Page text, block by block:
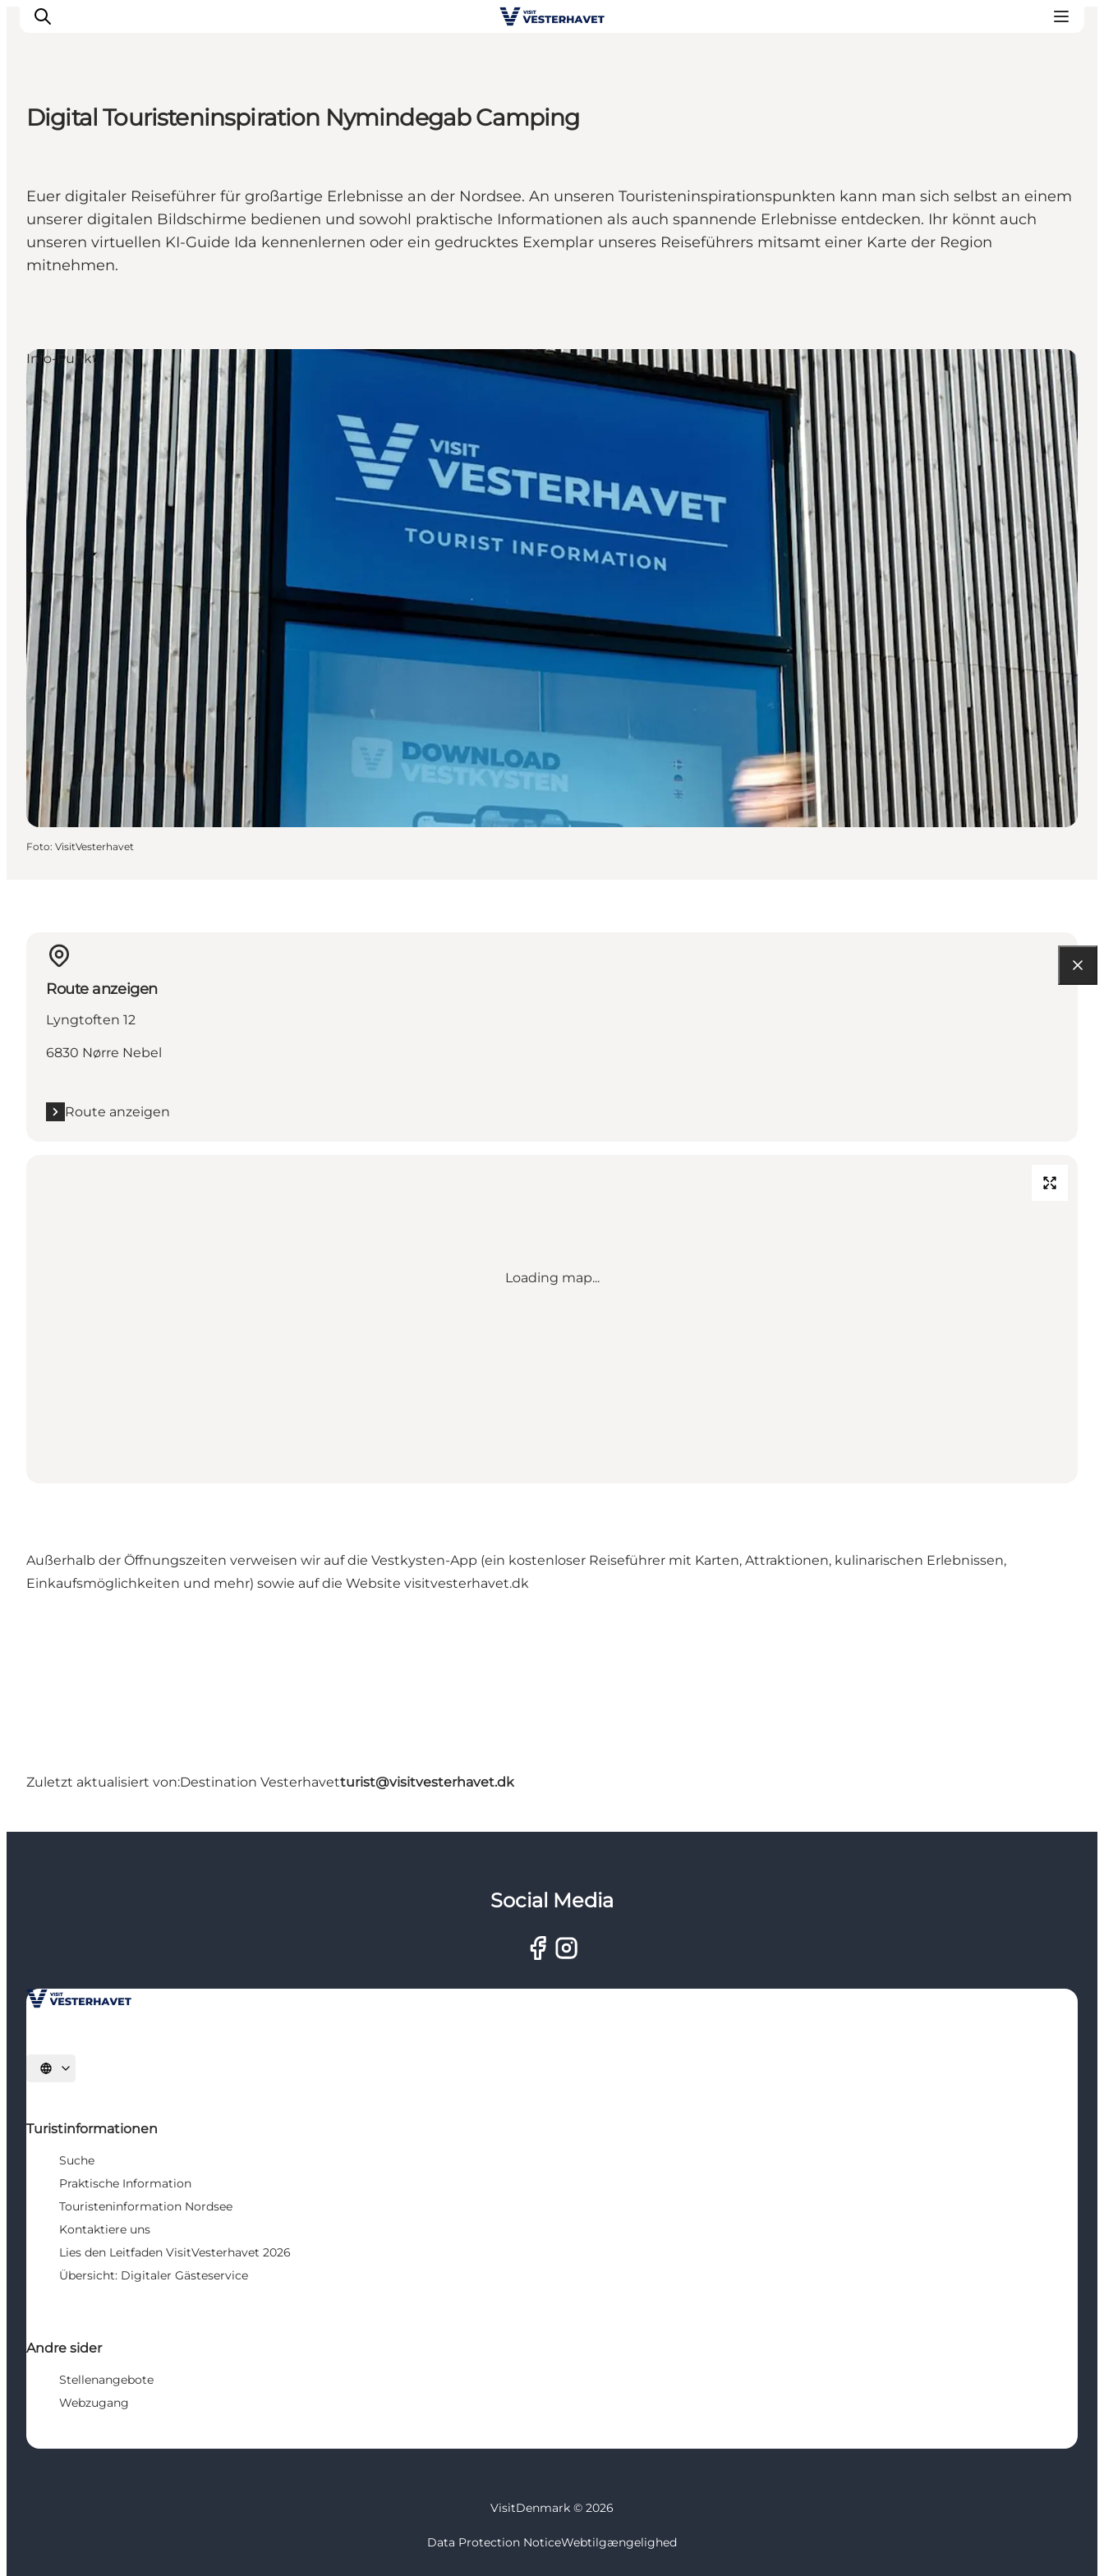
Unsere Städte
Essen & Übernachtung
Tickets kaufen
Plane deine Reise
Digital Touristeninspiration Nymindegab Camping
Euer digitaler Reiseführer für großartige Erlebnisse an der Nordsee. An unseren Touristeninspirationspunkten kann man sich selbst an einem
unserer digitalen Bildschirme bedienen und sowohl praktische Informationen als auch spannende Erlebnisse entdecken. Ihr könnt auch
unseren virtuellen KI-Guide Ida kennenlernen oder ein gedrucktes Exemplar unseres Reiseführers mitsamt einer Karte der Region
mitnehmen.
Info-Punkt
Foto: VisitVesterhavet
Route anzeigen
Lyngtoften 12
6830 Nørre Nebel
Route anzeigen
Loading map...
Außerhalb der Öffnungszeiten verweisen wir auf die Vestkysten-App (ein kostenloser Reiseführer mit Karten, Attraktionen, kulinarischen Erlebnissen,
Einkaufsmöglichkeiten und mehr) sowie auf die Website visitvesterhavet.dk
Zuletzt aktualisiert von:Destination Vesterhavetturist@visitvesterhavet.dk
Social Media
Sprache auswählen
Turistinformationen
Suche
Praktische Information
Touristeninformation Nordsee
Kontaktiere uns
Lies den Leitfaden VisitVesterhavet 2026
Übersicht: Digitaler Gästeservice
Andre sider
Stellenangebote
Webzugang
VisitDenmark © 2026
Data Protection NoticeWebtilgængelighed